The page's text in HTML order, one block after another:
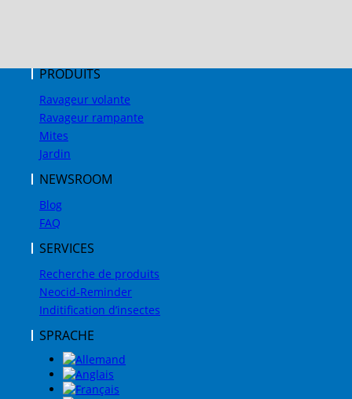
PRODUITS
Ravageur volante
Ravageur rampante
Mites
Jardin
NEWSROOM
Blog
FAQ
SERVICES
Recherche de produits
Neocid-Reminder
Inditification d’insectes
SPRACHE